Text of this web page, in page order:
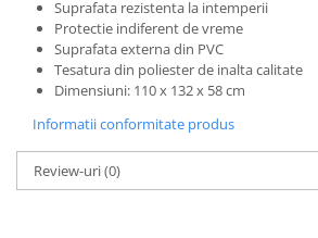
SOBE ȘI ȘEMINEE
STICLĂ TERMOREZISTENTĂ
TIMP LIBER IN NATURA
TRUSE SI ACCESORII PROFESIONALE
DE CURATARE HORN
ȘEMINEE ȘI ÎNCĂLZITOARE DE
TERASĂ
Suprafata rezistenta la intemperii
Protectie indiferent de vreme
Suprafata externa din PVC
Tesatura din poliester de inalta calitate
Dimensiuni: 110 x 132 x 58 cm
Informatii conformitate produs
Review-uri(0)